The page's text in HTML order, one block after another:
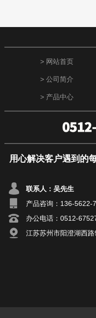
> 网站首页
> 公司简介
> 产品中心
用心解决客户遇到的
联系人：吴先生
产品咨询： 136-5622-
办公电话：0512-
江苏苏州市阳澄湖西